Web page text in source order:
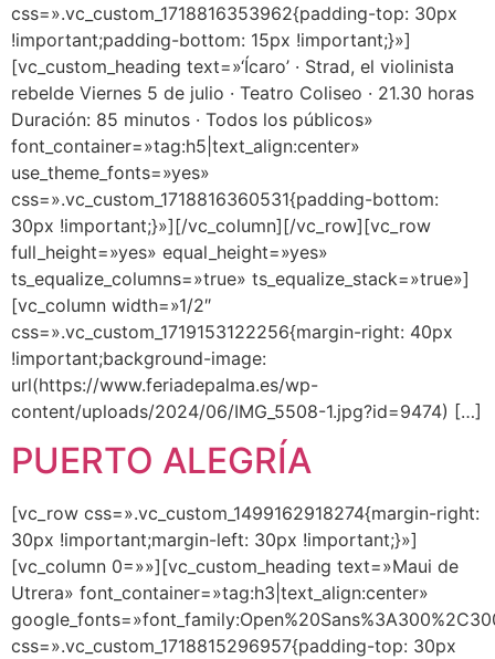
css=».vc_custom_1718816353962{padding-top: 30px
!important;padding-bottom: 15px !important;}»]
[vc_custom_heading text=»‘Ícaro’ · Strad, el violinista
rebelde Viernes 5 de julio · Teatro Coliseo · 21.30 horas
Duración: 85 minutos · Todos los públicos»
font_container=»tag:h5|text_align:center»
use_theme_fonts=»yes»
css=».vc_custom_1718816360531{padding-bottom:
30px !important;}»][/vc_column][/vc_row][vc_row
full_height=»yes» equal_height=»yes»
ts_equalize_columns=»true» ts_equalize_stack=»true»]
[vc_column width=»1/2″
css=».vc_custom_1719153122256{margin-right: 40px
!important;background-image:
url(https://www.feriadepalma.es/wp-
content/uploads/2024/06/IMG_5508-1.jpg?id=9474) […]
PUERTO ALEGRÍA
[vc_row css=».vc_custom_1499162918274{margin-right:
30px !important;margin-left: 30px !important;}»]
[vc_column 0=»»][vc_custom_heading text=»Maui de
Utrera» font_container=»tag:h3|text_align:center»
css=».vc_custom_1718815296957{padding-top: 30px